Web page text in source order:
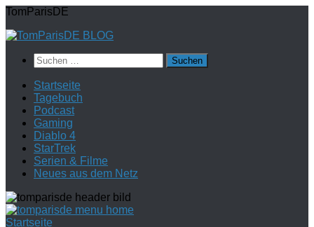
Zum
springen
TomParisDE
Suchen
nach:
Startseite
Tagebuch
Podcast
Gaming
Diablo 4
StarTrek
Serien & Filme
Neues aus dem Netz
Startseite